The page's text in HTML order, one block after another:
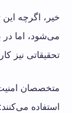
خیر، اگرچه
می‌شود، اما
تحقیقاتی نیز
استفاده می‌کنند: